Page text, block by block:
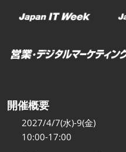
開催概要
2027/4/7(水)-9(金)
10:00-17:00